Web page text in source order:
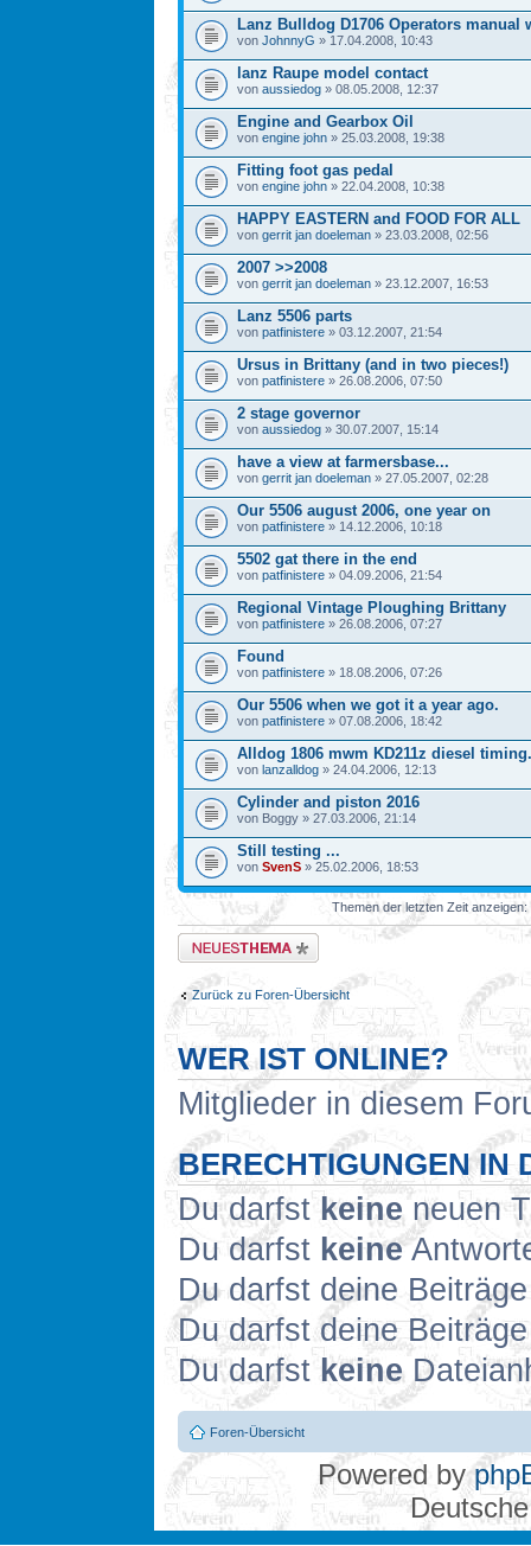
Lanz Bulldog D1706 Operators manual
von JohnnyG » 17.04.2008, 10:43
lanz Raupe model contact
von aussiedog » 08.05.2008, 12:37
Engine and Gearbox Oil
von engine john » 25.03.2008, 19:38
Fitting foot gas pedal
von engine john » 22.04.2008, 10:38
HAPPY EASTERN and FOOD FOR ALL
von gerrit jan doeleman » 23.03.2008, 02:56
2007 >>2008
von gerrit jan doeleman » 23.12.2007, 16:53
Lanz 5506 parts
von patfinistere » 03.12.2007, 21:54
Ursus in Brittany (and in two pieces!)
von patfinistere » 26.08.2006, 07:50
2 stage governor
von aussiedog » 30.07.2007, 15:14
have a view at farmersbase...
von gerrit jan doeleman » 27.05.2007, 02:28
Our 5506 august 2006, one year on
von patfinistere » 14.12.2006, 10:18
5502 gat there in the end
von patfinistere » 04.09.2006, 21:54
Regional Vintage Ploughing Brittany
von patfinistere » 26.08.2006, 07:27
Found
von patfinistere » 18.08.2006, 07:26
Our 5506 when we got it a year ago.
von patfinistere » 07.08.2006, 18:42
Alldog 1806 mwm KD211z diesel timing.
von lanzalldog » 24.04.2006, 12:13
Cylinder and piston 2016
von Boggy » 27.03.2006, 21:14
Still testing ...
von SvenS » 25.02.2006, 18:53
Themen der letzten Zeit anzeigen:
Neues Thema erstellen
Zurück zu Foren-Übersicht
WER IST ONLINE?
Mitglieder in diesem
BERECHTIGUNGEN IN
Du darfst keine neuen
Du darfst keine
Du darfst deine
Du darfst deine
Du darfst keine
Foren-Übersicht
Powered by